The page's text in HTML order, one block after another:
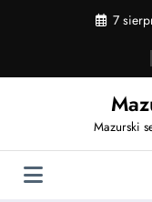
7
Mazurski